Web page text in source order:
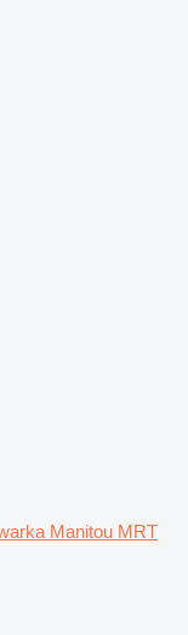
Manitou MRT